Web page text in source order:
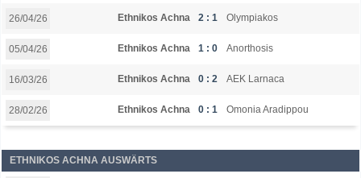
26/04/26 Ethnikos Achna 2 : 1 Olympiakos
05/04/26 Ethnikos Achna 1 : 0 Anorthosis
16/03/26 Ethnikos Achna 0 : 2 AEK Larnaca
28/02/26 Ethnikos Achna 0 : 1 Omonia Aradippou
ETHNIKOS ACHNA AUSWÄRTS